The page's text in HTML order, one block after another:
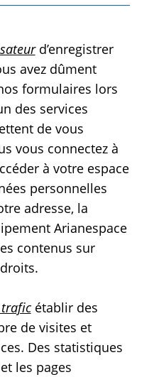
d’enregistrer
avez dûment
formulaires lors
des services
de vous
vous connectez à
à votre espace
personnelles
adresse, la
Arianespace
contenus sur
traficétablir des
de visites et
Des statistiques
les pages